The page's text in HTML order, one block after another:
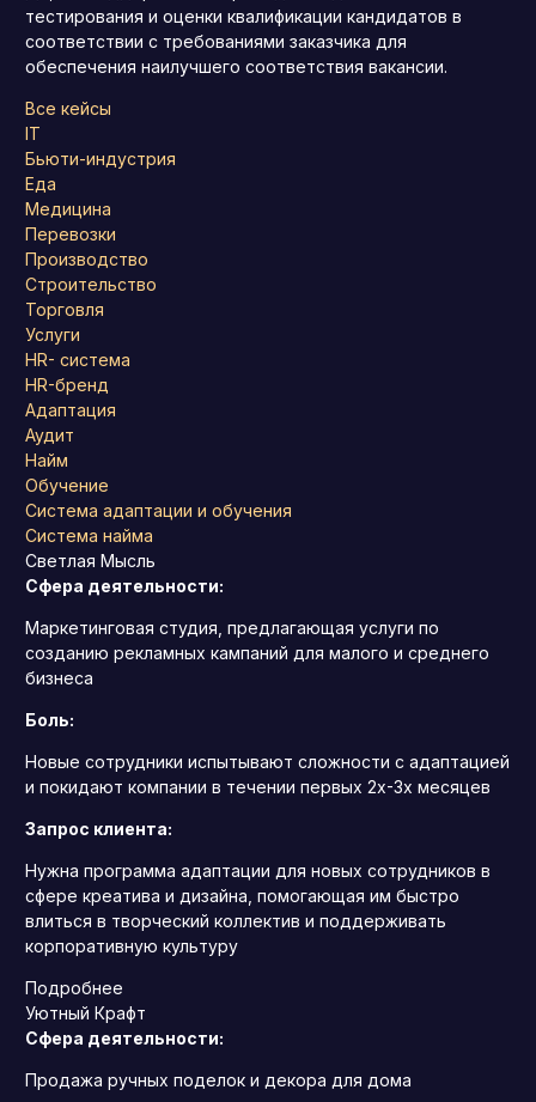
тестирования и оценки квалификации кандидатов в
соответствии с требованиями заказчика для
обеспечения наилучшего соответствия вакансии.
Все кейсы
IT
Бьюти-индустрия
Еда
Медицина
Перевозки
Производство
Строительство
Торговля
Услуги
HR- система
HR-бренд
Адаптация
Аудит
Найм
Обучение
Система адаптации и обучения
Система найма
Светлая Мысль
Сфера деятельности:
Маркетинговая студия, предлагающая услуги по
созданию рекламных кампаний для малого и среднего
бизнеса
Боль:
Новые сотрудники испытывают сложности с адаптацией
и покидают компании в течении первых 2х-3х месяцев
Запрос клиента:
Нужна программа адаптации для новых сотрудников в
сфере креатива и дизайна, помогающая им быстро
влиться в творческий коллектив и поддерживать
корпоративную культуру
Подробнее
Уютный Крафт
Сфера деятельности:
Продажа ручных поделок и декора для дома